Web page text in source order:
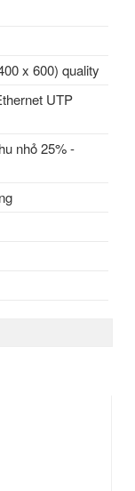
x 600) quality
UTP
nhỏ25% -